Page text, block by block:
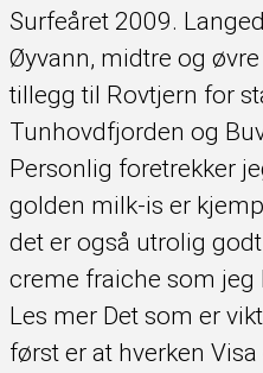
Surfeåret 2009.
Øyvann, midtre og
tillegg til Rovtjern for
Tunhovdfjorden og
Personlig foretrekker
golden milk-is er
det er også utrolig
creme fraiche som jeg
Les mer Det som er
først er at hverken